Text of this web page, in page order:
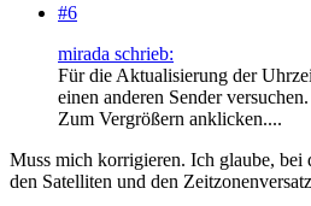
#6
mirada schrieb:
Für die Aktualisierung der
einen anderen Sender versuchen.
Zum Vergrößern anklicken....
Muss mich korrigieren. Ich glaube, bei
den Satelliten und den